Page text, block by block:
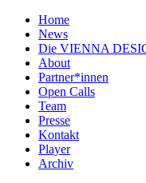
Home
News
Die VIENNA
About
Partner*innen
Open Calls
Team
Presse
Kontakt
Player
Archiv